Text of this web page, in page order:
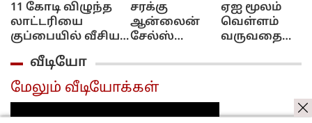
11 கோடி விழுந்த
லாட்டரியை
குப்பையில் வீசிய
பெண்!..
அவசரப்பட்டீங்களே
ஆண்ட்டி!...
சரக்கு
ஆன்லைன்
சேல்ஸ்
புக்கிங்
மட்டும்தான்!..
அமைச்சர்
ஏஐ மூலம்
வெள்ளம்
வருவதை
வீடியோ
மேலும் வீடியோக்கள்